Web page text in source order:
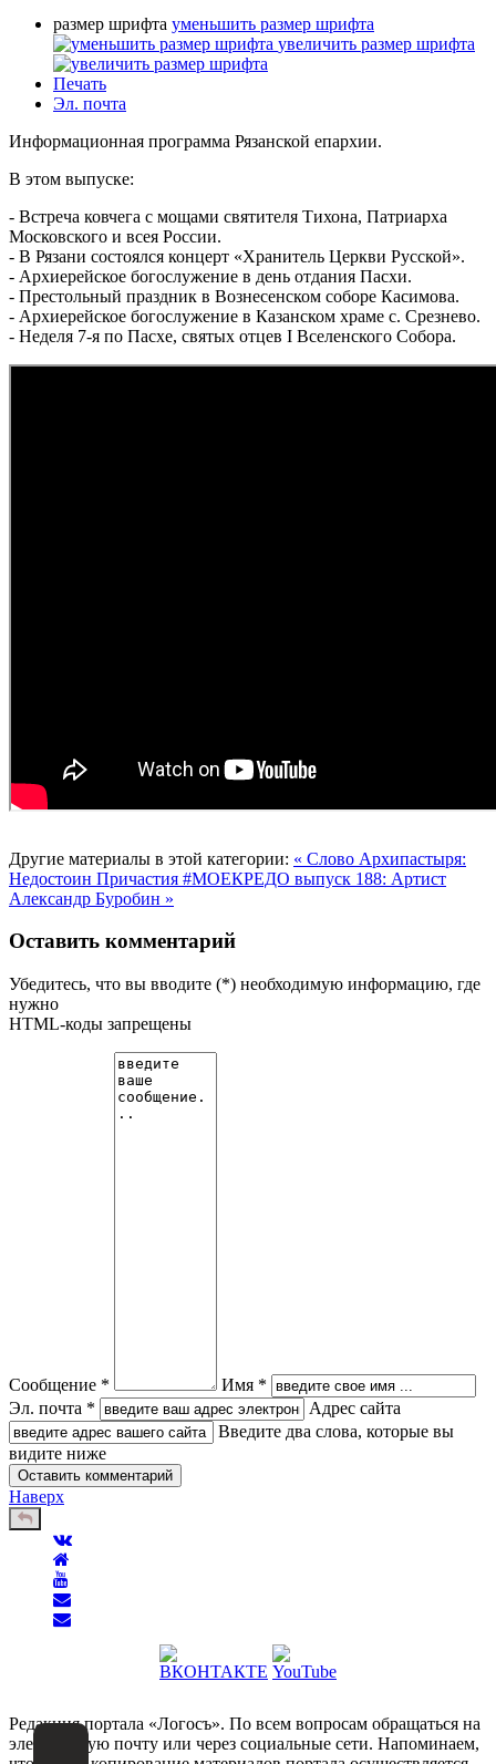
размер шрифта уменьшить размер шрифта
увеличить размер шрифта
Печать
Эл. почта
Информационная программа Рязанской епархии.
В этом выпуске:
- Встреча ковчега с мощами святителя Тихона, Патриарха
Московского и всея России.
- В Рязани состоялся концерт «Хранитель Церкви Русской».
- Архиерейское богослужение в день отдания Пасхи.
- Престольный праздник в Вознесенском соборе Касимова.
- Архиерейское богослужение в Казанском храме с. Срезнево.
- Неделя 7-я по Пасхе, святых отцев I Вселенского Собора.
Другие материалы в этой категории: « Слово Архипастыря:
Недостоин Причастия #МОЕКРЕДО выпуск 188: Артист
Александр Буробин »
Оставить комментарий
Убедитесь, что вы вводите (*) необходимую информацию, где
нужно
HTML-коды запрещены
Сообщение *
Имя *
Эл. почта *
Адрес сайта
Введите два слова, которые вы
видите ниже
Наверх
Редакция портала «Логосъ». По всем вопросам обращаться на
электронную почту или через социальные сети. Напоминаем,